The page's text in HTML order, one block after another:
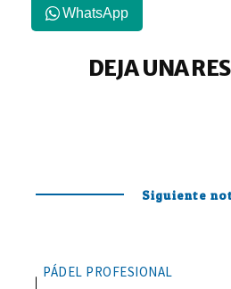
WhatsApp
DEJA UNA
Siguiente
PÁDEL PROFESIONAL